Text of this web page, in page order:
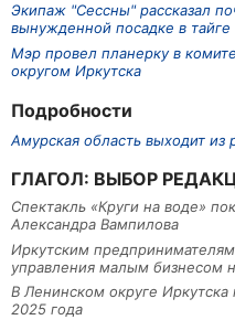
Экипаж "Сессны" рассказал
вынужденной посадке в тайге
Мэр провел планерку в
округом Иркутска
Подробности
Амурская область выходит
ГЛАГОЛ: ВЫБОР
Спектакль «Круги на воде»
Александра Вампилова
Иркутским
управления малым бизнесом
В Ленинском округе
2025 года